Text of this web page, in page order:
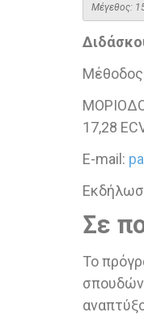
Mέγεθος:
17,28
E-mail:
Σε
Το